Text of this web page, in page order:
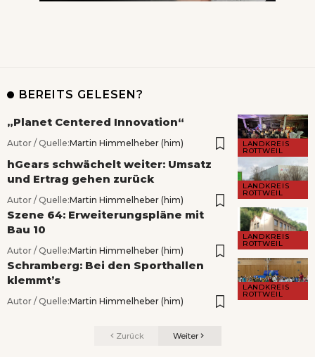
BEREITS GELESEN?
LANDKREIS
ROTTWEIL
„Planet Centered Innovation“
Autor / Quelle:Martin Himmelheber (him)
LANDKREIS
ROTTWEIL
hGears schwächelt weiter: Umsatz
und Ertrag gehen zurück
Autor / Quelle:Martin Himmelheber (him)
LANDKREIS
ROTTWEIL
Szene 64: Erweiterungspläne mit
Bau 10
Autor / Quelle:Martin Himmelheber (him)
LANDKREIS
ROTTWEIL
Schramberg: Bei den Sporthallen
klemmt’s
Autor / Quelle:Martin Himmelheber (him)
Zurück Weiter